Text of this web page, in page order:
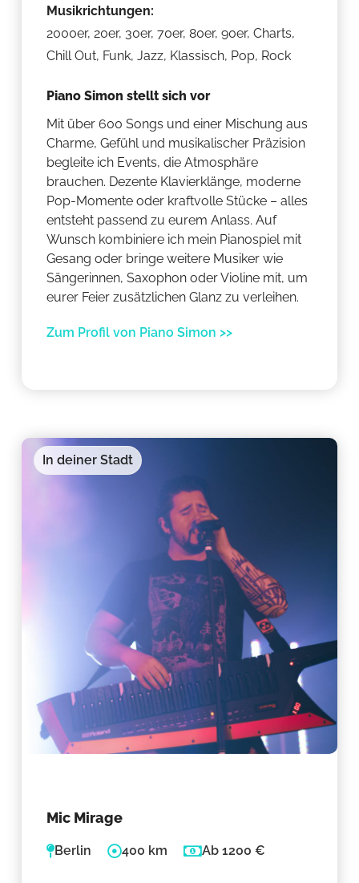
Musikrichtungen:
2000er, 20er, 30er, 70er, 80er, 90er, Charts,
Chill Out, Funk, Jazz, Klassisch, Pop, Rock
Piano Simon stellt sich vor
Mit über 600 Songs und einer Mischung aus
Charme, Gefühl und musikalischer Präzision
begleite ich Events, die Atmosphäre
brauchen. Dezente Klavierklänge, moderne
Pop-Momente oder kraftvolle Stücke – alles
entsteht passend zu eurem Anlass. Auf
Wunsch kombiniere ich mein Pianospiel mit
Gesang oder bringe weitere Musiker wie
Sängerinnen, Saxophon oder Violine mit, um
eurer Feier zusätzlichen Glanz zu verleihen.
Zum Profil von Piano Simon >>
In deiner Stadt
Mic Mirage
Berlin 400 km Ab 1200 €